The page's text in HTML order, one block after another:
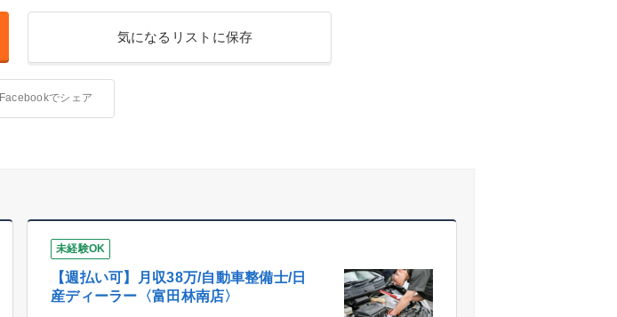
気になるリストに保存
Facebookでシェア
未経験OK
【週払い可】月収38万/自動車整備士/日
産ディーラー〈富田林南店〉